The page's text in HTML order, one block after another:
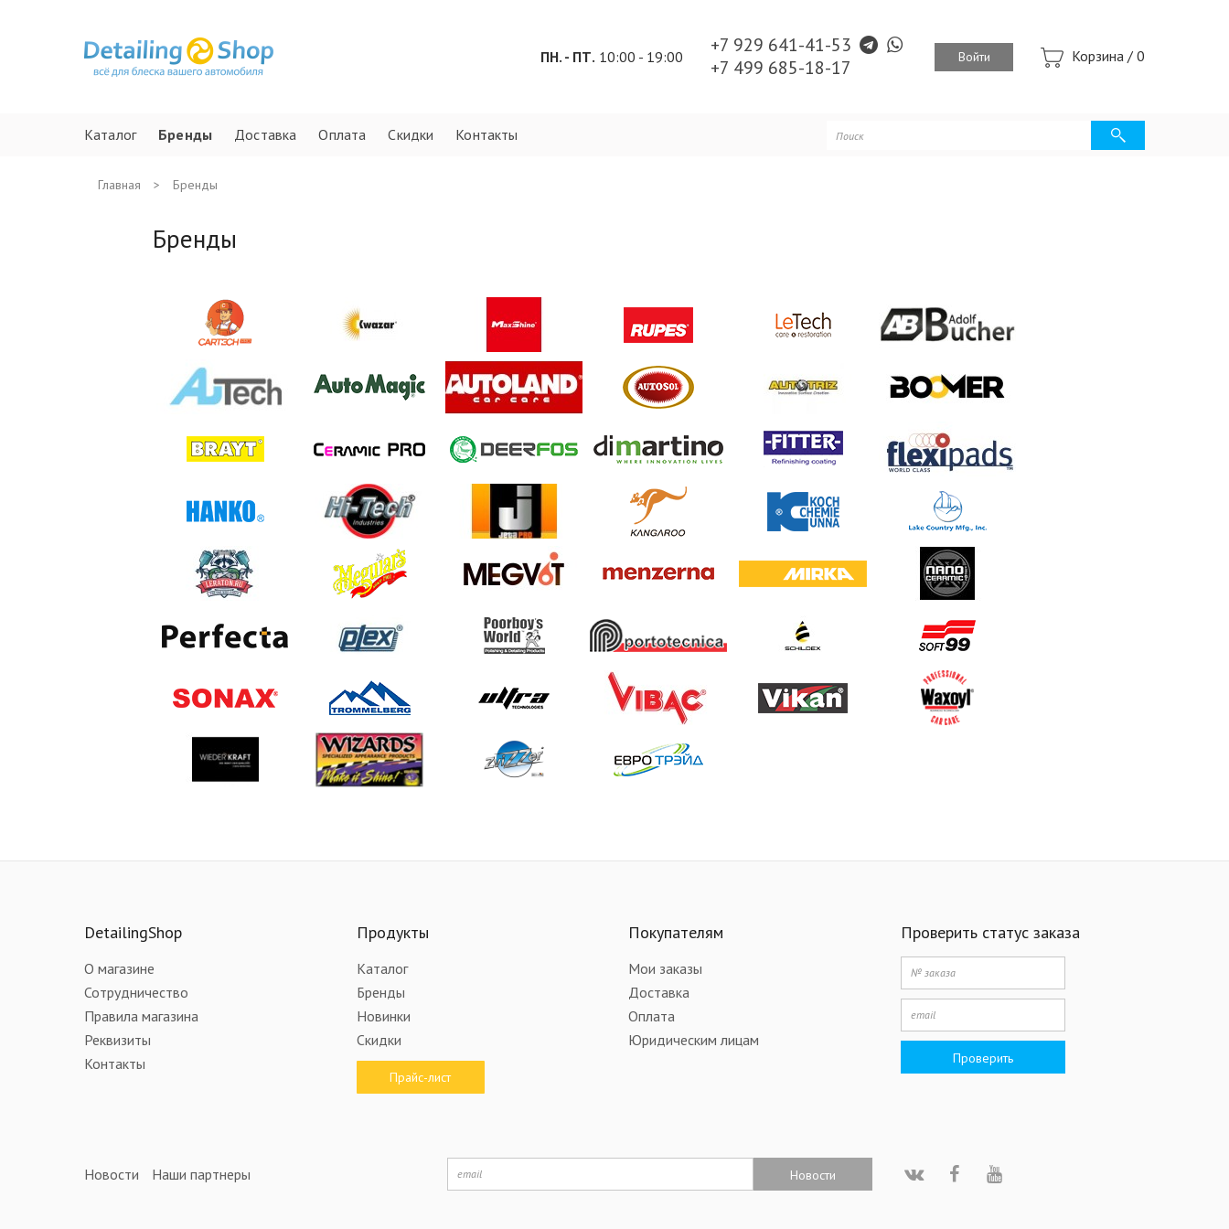
ПН. - ПТ. 10:00 - 19:00
+7 929 641-41-53
+7 499 685-18-17
Войти Корзина / 0
Каталог Бренды Доставка Оплата Скидки Контакты
Главная > Бренды
Бренды
DetailingShop
О магазине
Сотрудничество
Правила магазина
Реквизиты
Контакты
Продукты
Каталог
Бренды
Новинки
Скидки
Прайс-лист
Покупателям
Мои заказы
Доставка
Оплата
Юридическим лицам
Проверить статус заказа
Проверить
Новости Наши партнеры Новости